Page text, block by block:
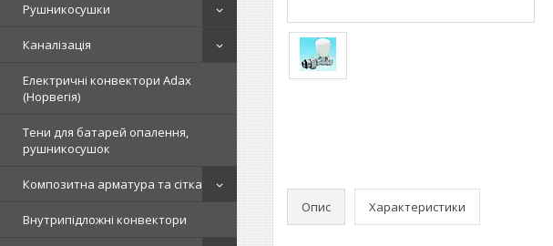
Рушникосушки
Каналізація
Електричні конвектори Adax
(Норвегія)
Тени для батарей опалення,
рушникосушок
Композитна арматура та сітка
Внутрипідложні конвектори
Опис Характеристики